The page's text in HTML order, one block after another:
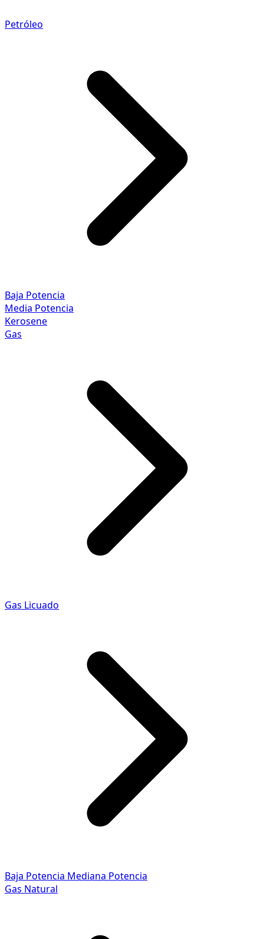
Petróleo
Baja Potencia
Media Potencia
Kerosene
Gas
Gas Licuado
Baja Potencia Mediana Potencia
Gas Natural